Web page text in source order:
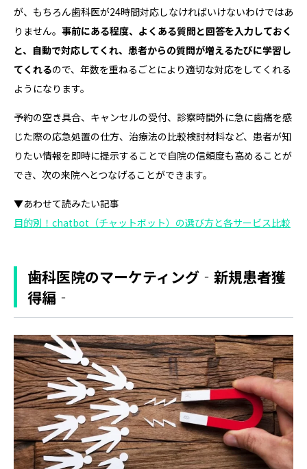
が、もちろん歯科医が24時間対応しなければいけないわけではあ
りません。 事前にある程度、よくある質問と回答を入力しておく
と、自動で対応してくれ、患者からの質問が増えるたびに学習し
てくれるので、年数を重ねるごとにより適切な対応をしてくれる
ようになります。
予約の空き具合、キャンセルの受付、診察時間外に急に歯痛を感
じた際の応急処置の仕方、治療法の比較検討材料など、患者が知
りたい情報を即時に提示することで自院の信頼度も高めることが
でき、次の来院へとつなげることができます。
▼あわせて読みたい記事
目的別！chatbot（チャットボット）の選び方と各サービス比較
歯科医院のマーケティング‐新規患者獲
得編‐